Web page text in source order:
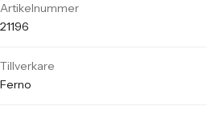
Artikelnummer
21196
Tillverkare
Ferno